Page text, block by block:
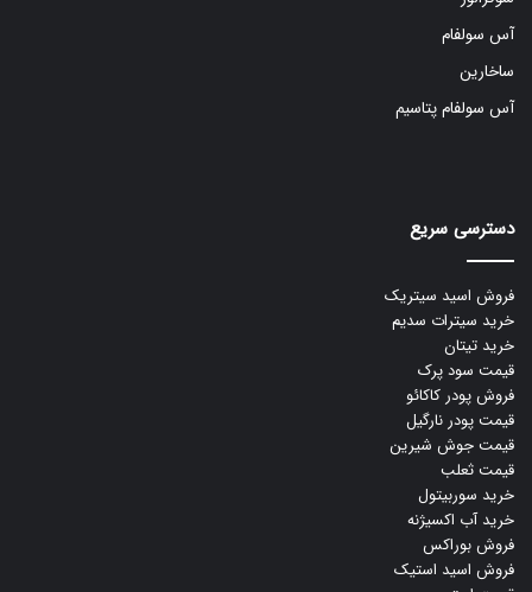
آس سولفام
ساخارین
آس سولفام پتاسیم
دسترسی سریع
فروش اسید سیتریک
خرید سیترات سدیم
خرید تیتان
قیمت سود پرک
فروش پودر کاکائو
قیمت پودر نارگیل
قیمت جوش شیرین
قیمت ثعلب
خرید سوربیتول
خرید آب اکسیژنه
فروش بوراکس
فروش اسید استیک